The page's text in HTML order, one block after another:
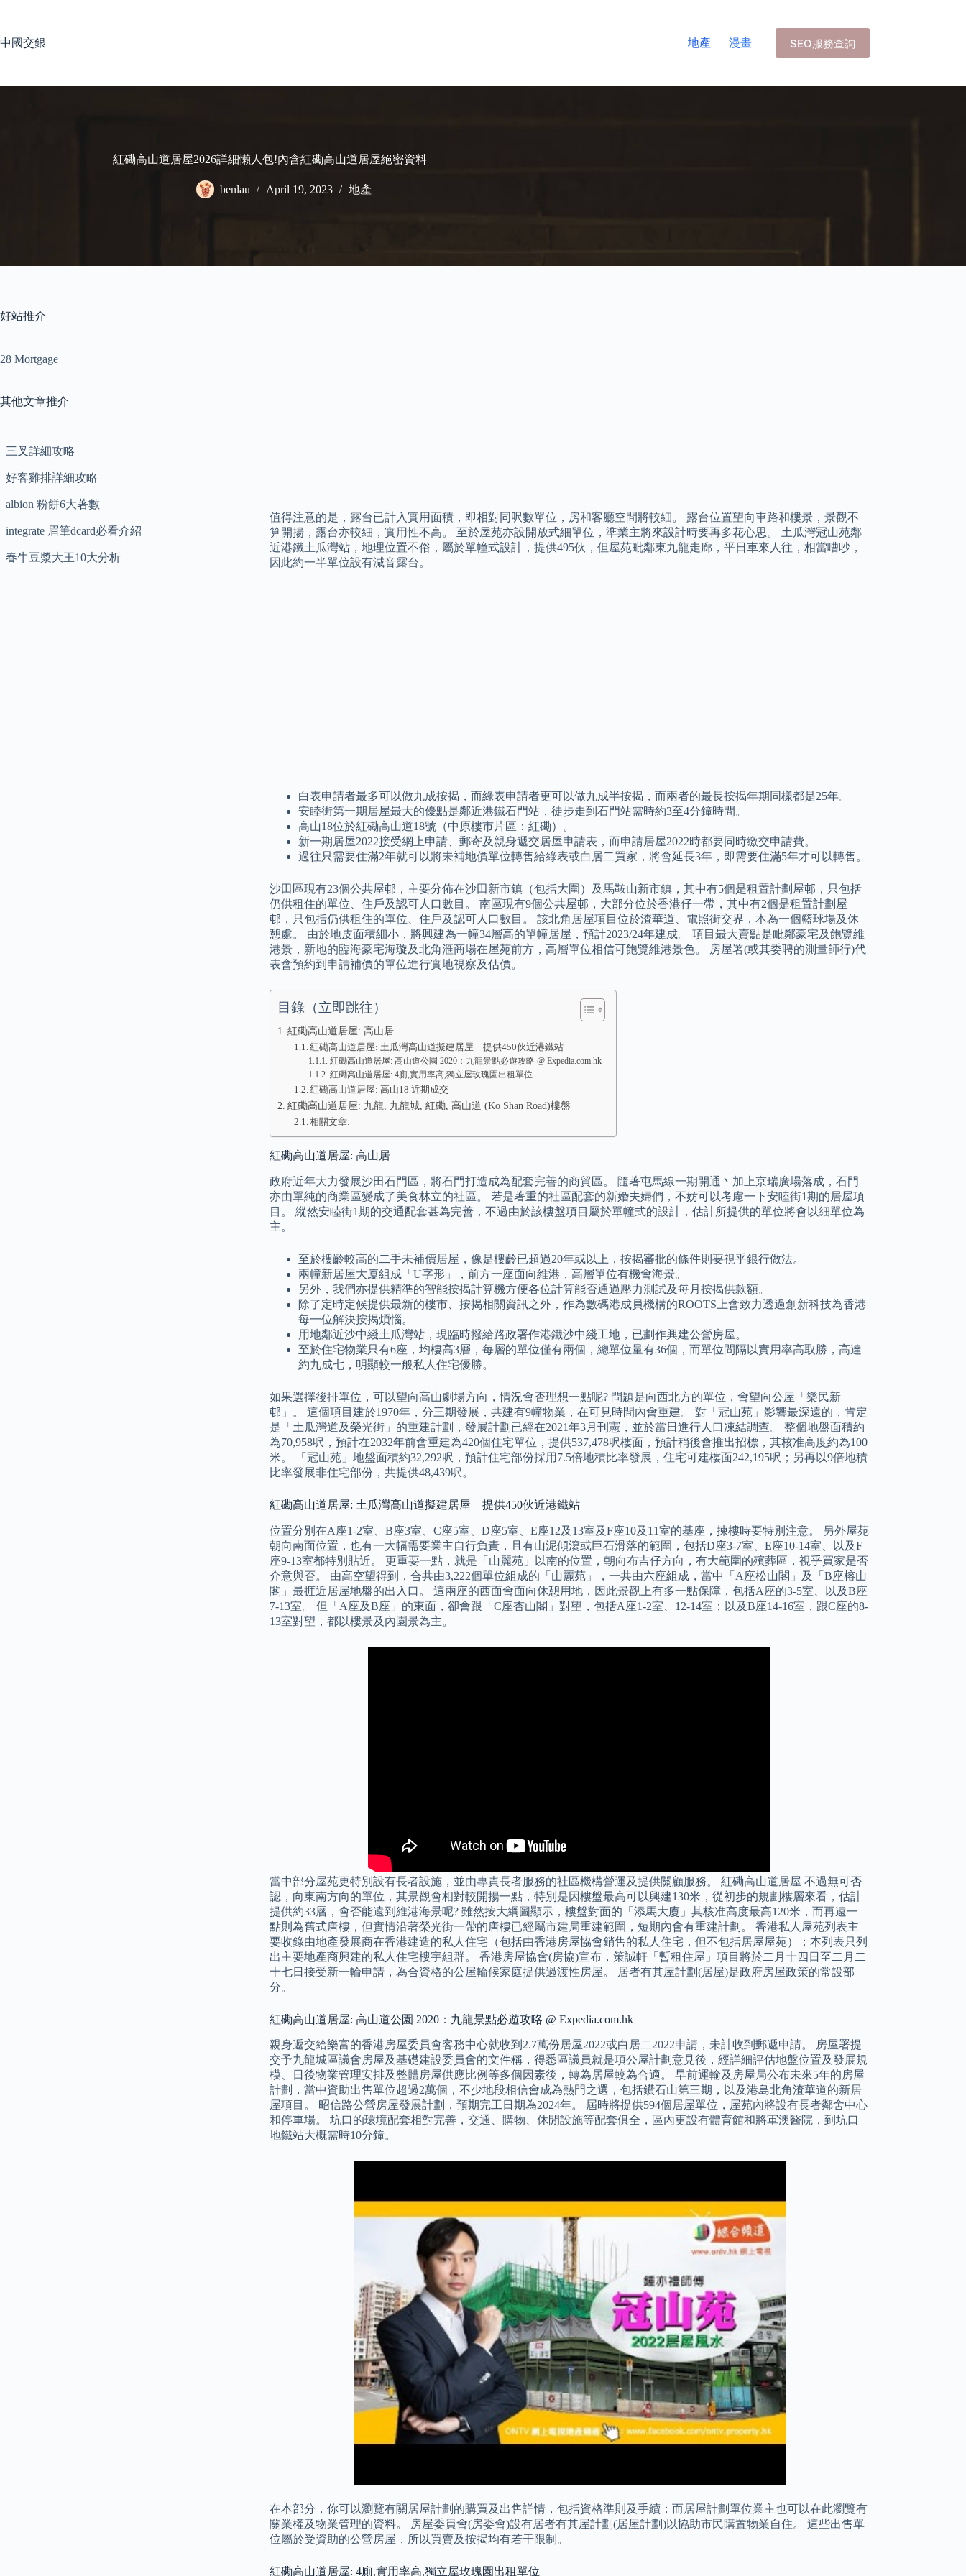
中國交銀
地產 漫畫 SEO服務查詢
紅磡高山道居屋2026詳細懶人包!內含紅磡高山道居屋絕密資料
benlau April 19, 2023 地產
值得注意的是，露台已計入實用面積，即相對同呎數單位，房和客廳空間將較細。 露台位置望向車路和樓景，景觀不
算開揚，露台亦較細，實用性不高。 至於屋苑亦設開放式細單位，準業主將來設計時要再多花心思。 土瓜灣冠山苑鄰
近港鐵土瓜灣站，地理位置不俗，屬於單幢式設計，提供495伙，但屋苑毗鄰東九龍走廊，平日車來人往，相當嘈吵，
因此約一半單位設有減音露台。
白表申請者最多可以做九成按揭，而綠表申請者更可以做九成半按揭，而兩者的最長按揭年期同樣都是25年。
安睦街第一期居屋最大的優點是鄰近港鐵石門站，徒步走到石門站需時約3至4分鐘時間。
高山18位於紅磡高山道18號（中原樓市片區：紅磡）。
新一期居屋2022接受網上申請、郵寄及親身遞交居屋申請表，而申請居屋2022時都要同時繳交申請費。
過往只需要住滿2年就可以將未補地價單位轉售給綠表或白居二買家，將會延長3年，即需要住滿5年才可以轉售。
沙田區現有23個公共屋邨，主要分佈在沙田新市鎮（包括大圍）及馬鞍山新市鎮，其中有5個是租置計劃屋邨，只包括
仍供租住的單位、住戶及認可人口數目。 南區現有9個公共屋邨，大部分位於香港仔一帶，其中有2個是租置計劃屋
邨，只包括仍供租住的單位、住戶及認可人口數目。 該北角居屋項目位於渣華道、電照街交界，本為一個籃球場及休
憩處。 由於地皮面積細小，將興建為一幢34層高的單幢居屋，預計2023/24年建成。 項目最大賣點是毗鄰豪宅及飽覽維
港景，新地的臨海豪宅海璇及北角滙商場在屋苑前方，高層單位相信可飽覽維港景色。 房屋署(或其委聘的測量師行)代
表會預約到申請補價的單位進行實地視察及估價。
目錄（立即跳往）
紅磡高山道居屋: 高山居
紅磡高山道居屋: 土瓜灣高山道擬建居屋 提供450伙近港鐵站
紅磡高山道居屋: 高山道公園 2020：九龍景點必遊攻略 @ Expedia.com.hk
紅磡高山道居屋: 4廁,實用率高,獨立屋玫瑰園出租單位
紅磡高山道居屋: 高山18 近期成交
紅磡高山道居屋: 九龍, 九龍城, 紅磡, 高山道 (Ko Shan Road)樓盤
相關文章:
紅磡高山道居屋: 高山居
政府近年大力發展沙田石門區，將石門打造成為配套完善的商貿區。 隨著屯馬線一期開通丶加上京瑞廣場落成，石門
亦由單純的商業區變成了美食林立的社區。 若是著重的社區配套的新婚夫婦們，不妨可以考慮一下安睦街1期的居屋項
目。 縱然安睦街1期的交通配套甚為完善，不過由於該樓盤項目屬於單幢式的設計，估計所提供的單位將會以細單位為
主。
至於樓齡較高的二手未補價居屋，像是樓齡已超過20年或以上，按揭審批的條件則要視乎銀行做法。
兩幢新居屋大廈組成「U字形」，前方一座面向維港，高層單位有機會海景。
另外，我們亦提供精準的智能按揭計算機方便各位計算能否通過壓力測試及每月按揭供款額。
除了定時定候提供最新的樓市、按揭相關資訊之外，作為數碼港成員機構的ROOTS上會致力透過創新科技為香港
每一位解決按揭煩惱。
用地鄰近沙中綫土瓜灣站，現臨時撥給路政署作港鐵沙中綫工地，已劃作興建公營房屋。
至於住宅物業只有6座，均樓高3層，每層的單位僅有兩個，總單位量有36個，而單位間隔以實用率高取勝，高達
約九成七，明顯較一般私人住宅優勝。
如果選擇後排單位，可以望向高山劇場方向，情況會否理想一點呢? 問題是向西北方的單位，會望向公屋「樂民新
邨」。 這個項目建於1970年，分三期發展，共建有9幢物業，在可見時間內會重建。 對「冠山苑」影響最深遠的，肯定
是「土瓜灣道及榮光街」的重建計劃，發展計劃已經在2021年3月刊憲，並於當日進行人口凍結調查。 整個地盤面積約
為70,958呎，預計在2032年前會重建為420個住宅單位，提供537,478呎樓面，預計稍後會推出招標，其核准高度約為100
米。 「冠山苑」地盤面積約32,292呎，預計住宅部份採用7.5倍地積比率發展，住宅可建樓面242,195呎；另再以9倍地積
比率發展非住宅部份，共提供48,439呎。
紅磡高山道居屋: 土瓜灣高山道擬建居屋 提供450伙近港鐵站
位置分別在A座1-2室、B座3室、C座5室、D座5室、E座12及13室及F座10及11室的基座，揀樓時要特別注意。 另外屋苑
朝向南面位置，也有一大幅需要業主自行負責，且有山泥傾瀉或巨石滑落的範圍，包括D座3-7室、E座10-14室、以及F
座9-13室都特別貼近。 更重要一點，就是「山麗苑」以南的位置，朝向布吉仔方向，有大範圍的殯葬區，視乎買家是否
介意與否。 由高空望得到，合共由3,222個單位組成的「山麗苑」，一共由六座組成，當中「A座松山閣」及「B座榕山
閣」最捱近居屋地盤的出入口。 這兩座的西面會面向休憩用地，因此景觀上有多一點保障，包括A座的3-5室、以及B座
7-13室。 但「A座及B座」的東面，卻會跟「C座杏山閣」對望，包括A座1-2室、12-14室；以及B座14-16室，跟C座的8-
13室對望，都以樓景及內園景為主。
當中部分屋苑更特別設有長者設施，並由專責長者服務的社區機構營運及提供關顧服務。 紅磡高山道居屋 不過無可否
認，向東南方向的單位，其景觀會相對較開揚一點，特別是因樓盤最高可以興建130米，從初步的規劃樓層來看，估計
提供約33層，會否能遠到維港海景呢? 雖然按大綱圖顯示，樓盤對面的「添馬大廈」其核准高度最高120米，而再遠一
點則為舊式唐樓，但實情沿著榮光街一帶的唐樓已經屬市建局重建範圍，短期內會有重建計劃。 香港私人屋苑列表主
要收錄由地產發展商在香港建造的私人住宅（包括由香港房屋協會銷售的私人住宅，但不包括居屋屋苑）；本列表只列
出主要地產商興建的私人住宅樓宇組群。 香港房屋協會(房協)宣布，策誠軒「暫租住屋」項目將於二月十四日至二月二
十七日接受新一輪申請，為合資格的公屋輪候家庭提供過渡性房屋。 居者有其屋計劃(居屋)是政府房屋政策的常設部
分。
紅磡高山道居屋: 高山道公園 2020：九龍景點必遊攻略 @ Expedia.com.hk
親身遞交給樂富的香港房屋委員會客務中心就收到2.7萬份居屋2022或白居二2022申請，未計收到郵遞申請。 房屋署提
交予九龍城區議會房屋及基礎建設委員會的文件稱，得悉區議員就是項公屋計劃意見後，經詳細評估地盤位置及發展規
模、日後物業管理安排及整體房屋供應比例等多個因素後，轉為居屋較為合適。 早前運輸及房屋局公布未來5年的房屋
計劃，當中資助出售單位超過2萬個，不少地段相信會成為熱門之選，包括鑽石山第三期，以及港島北角渣華道的新居
屋項目。 昭信路公營房屋發展計劃，預期完工日期為2024年。 屆時將提供594個居屋單位，屋苑內將設有長者鄰舍中心
和停車場。 坑口的環境配套相對完善，交通、購物、休閒設施等配套俱全，區內更設有體育館和將軍澳醫院，到坑口
地鐵站大概需時10分鐘。
在本部分，你可以瀏覽有關居屋計劃的購買及出售詳情，包括資格準則及手續；而居屋計劃單位業主也可以在此瀏覽有
關業權及物業管理的資料。 房屋委員會(房委會)設有居者有其屋計劃(居屋計劃)以協助市民購置物業自住。 這些出售單
位屬於受資助的公營房屋，所以買賣及按揭均有若干限制。
紅磡高山道居屋: 4廁,實用率高,獨立屋玫瑰園出租單位
好站推介
28 Mortgage
其他文章推介
三叉詳細攻略
好客雞排詳細攻略
albion 粉餅6大著數
integrate 眉筆dcard必看介紹
春牛豆漿大王10大分析